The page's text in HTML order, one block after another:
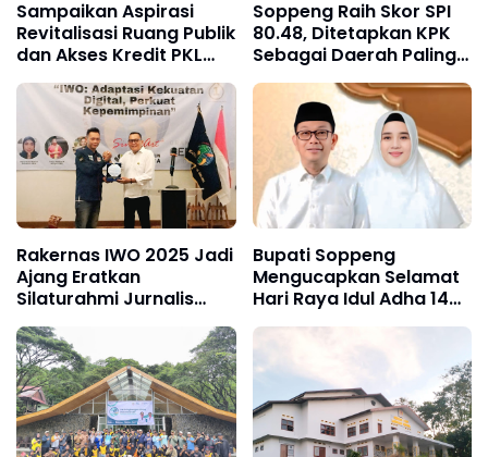
Sampaikan Aspirasi
Revitalisasi Ruang Publik
dan Akses Kredit PKL
Audiensi Dengan Komisi
VI DPR RI
Soppeng Raih Skor SPI
80.48, Ditetapkan KPK
Sebagai Daerah Paling
Rakernas IWO 2025 Jadi
Ajang Eratkan
Silaturahmi Jurnalis
Lintas Daerah, Brodin-
Andi Mull Buktikan
Persahabatan 8 Tahun
Bupati Soppeng
Mengucapkan Selamat
Hari Raya Idul Adha 1446
H